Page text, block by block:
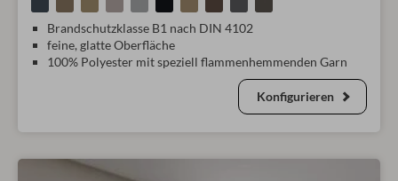
Brandschutzklasse B1 nach DIN 4102
feine, glatte Oberfläche
100% Polyester mit speziell flammenhemmenden Garn